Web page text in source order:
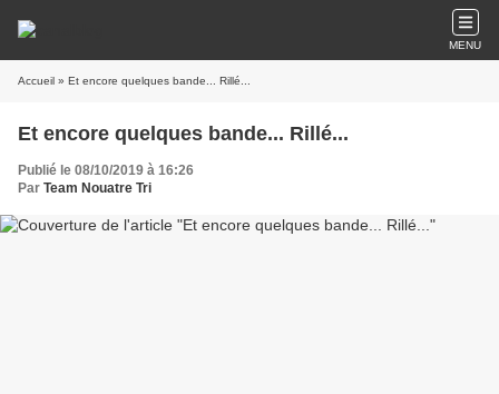
MENU
Accueil » Et encore quelques bande... Rillé...
Et encore quelques bande... Rillé...
Publié le 08/10/2019 à 16:26
Par Team Nouatre Tri